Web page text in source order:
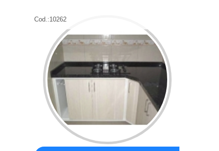
Cod.:10262